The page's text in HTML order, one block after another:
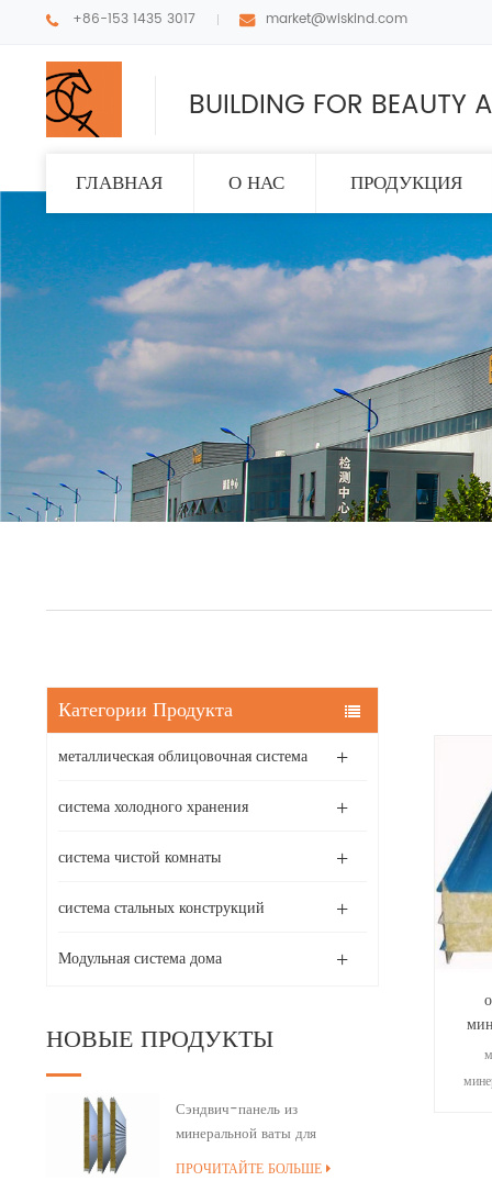
+86-153 1435 3017 market@wiskind.com
BUILDING FOR BEAUTY
ГЛАВНАЯ О НАС ПРОДУКЦИЯ
Категории Продукта
металлическая облицовочная система
система холодного хранения
система чистой комнаты
система стальных конструкций
Модульная система дома
НОВЫЕ ПРОДУКТЫ
Сэндвич-панель из
минеральной ваты для
наружной стены здания с
ПРОЧИТАЙТЕ БОЛЬШЕ